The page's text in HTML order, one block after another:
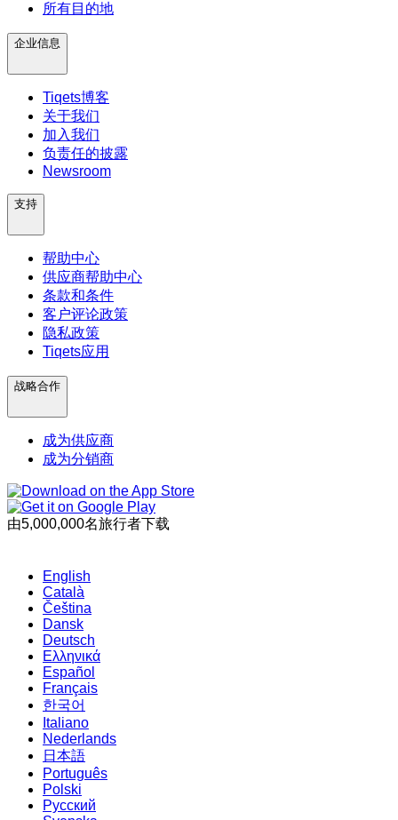
所有目的地
企业信息
Tiqets博客
关于我们
加入我们
负责任的披露
Newsroom
支持
帮助中心
供应商帮助中心
条款和条件
客户评论政策
隐私政策
Tiqets应用
战略合作
成为供应商
成为分销商
由5,000,000名旅行者下载
English
Català
Čeština
Dansk
Deutsch
Ελληνικά
Español
Français
한국어
Italiano
Nederlands
日本語
Português
Polski
Русский